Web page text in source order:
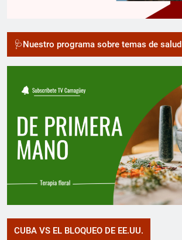
🩺Nuestro programa sobre temas de salud
CUBA VS EL BLOQUEO DE EE.UU.